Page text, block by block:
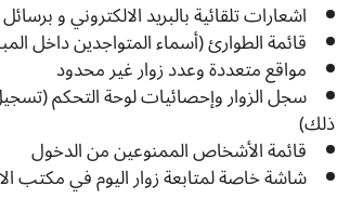
اشعارات تلقائية بالبريد الالكتروني و برسائل SMS للزائر والمستضيف
قائمة الطوارئ (أسماء المتواجدين داخل
مواقع متعددة وعدد زوار غير محدود
سجل الزوار وإحصائيات لوحة التحكم
ذلك)
قائمة الأشخاص الممنوعين من الدخول
شاشة خاصة لمتابعة زوار اليوم في